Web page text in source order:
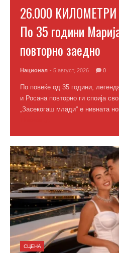
26.000
По 35 години
повторно заедно
Национал - 5 август, 2026 0
По повеќе од 35 години,
и Росана повторно ги споија
„Засекогаш млади“ е нивната
СЦЕНА